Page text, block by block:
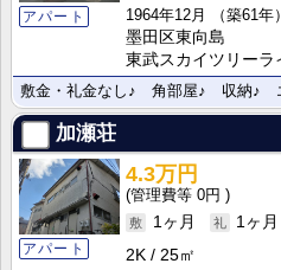
アパート
1964年12月
（築61年）
墨田区東向島
東武スカイツリー
敷金・礼金なし♪ 角部屋♪ 収納♪
加瀬荘
アパート
4.3万円
0円
1ヶ月
1ヶ月
2K
25㎡